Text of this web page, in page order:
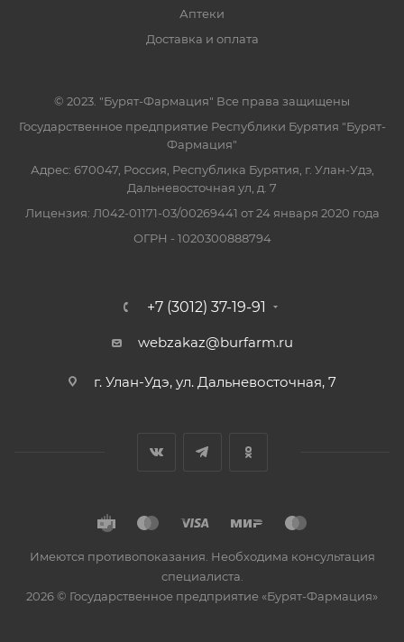
Аптеки
Доставка и оплата
© 2023. "Бурят-Фармация" Все права защищены
Государственное предприятие Республики Бурятия "Бурят-
Фармация"
Адрес: 670047, Россия, Республика Бурятия, г. Улан-Удэ,
Дальневосточная ул, д. 7
Лицензия: Л042-01171-03/00269441 от 24 января 2020 года
ОГРН - 1020300888794
+7 (3012) 37-19-91
webzakaz@burfarm.ru
г. Улан-Удэ, ул. Дальневосточная, 7
Имеются противопоказания. Необходима консультация
специалиста.
2026 © Государственное предприятие «Бурят-Фармация»